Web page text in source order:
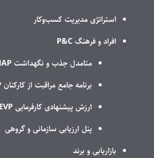
استراتژی مدیریت کسب‌وکار
افراد و فرهنگ P&C
متامدل جذب و نگهداشت QMAP
برنامه جامع مراقبت از کارکنان EAP
ارزش پیشنهادی کارفرمایی EVP
پنل ارزیابی سازمانی و گروهی
بازاریابی و برند